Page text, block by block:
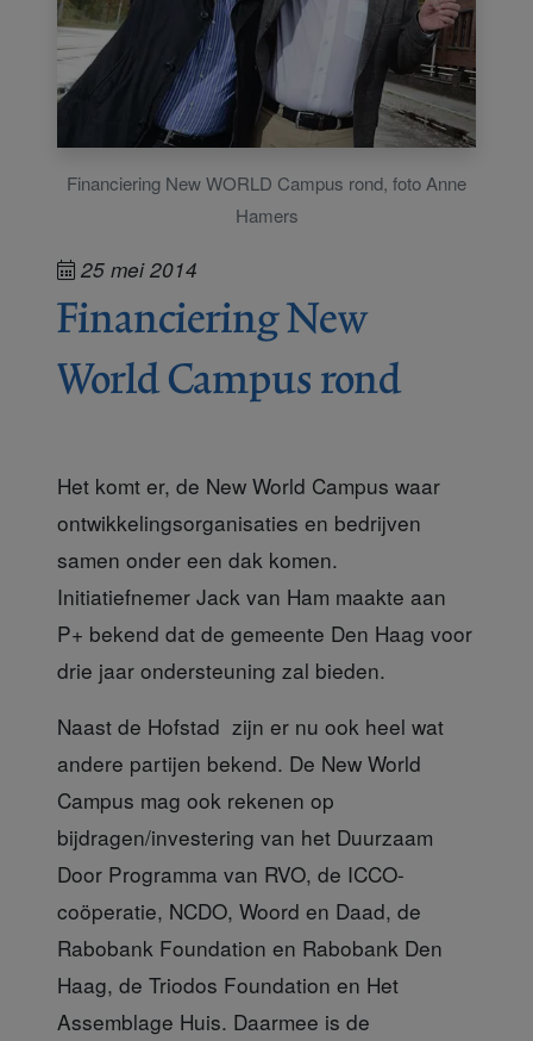
Financiering New WORLD Campus rond, foto Anne
Hamers
25 mei 2014
Financiering New
World Campus rond
Het komt er, de New World Campus waar
ontwikkelingsorganisaties en bedrijven
samen onder een dak komen.
Initiatiefnemer Jack van Ham maakte aan
P+ bekend dat de gemeente Den Haag voor
drie jaar ondersteuning zal bieden.
Naast de Hofstad zijn er nu ook heel wat
andere partijen bekend. De New World
Campus mag ook rekenen op
bijdragen/investering van het Duurzaam
Door Programma van RVO, de ICCO-
coöperatie, NCDO, Woord en Daad, de
Rabobank Foundation en Rabobank Den
Haag, de Triodos Foundation en Het
Assemblage Huis. Daarmee is de